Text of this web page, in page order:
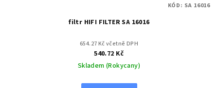
filtr HIFI FILTER SA 16016
654.27 Kč včetně DPH
540.72 Kč
Skladem (Rokycany)
KÓD: SA 16016